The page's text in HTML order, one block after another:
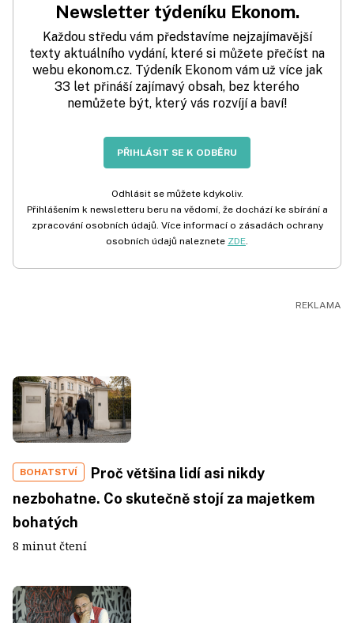
Newsletter týdeníku Ekonom.
Každou středu vám představíme nejzajímavější
texty aktuálního vydání, které si můžete přečíst na
webu ekonom.cz. Týdeník Ekonom vám už více jak
33 let přináší zajímavý obsah, bez kterého
nemůžete být, který vás rozvíjí a baví!
PŘIHLÁSIT SE K ODBĚRU
Odhlásit se můžete kdykoliv.
Přihlášením k newsletteru beru na vědomí, že dochází ke sbírání a
zpracování osobních údajů. Více informací o zásadách ochrany
osobních údajů naleznete ZDE
BOHATSTVÍ
Proč většina lidí asi nikdy
nezbohatne. Co skutečně stojí za majetkem
bohatých
8 minut čtení